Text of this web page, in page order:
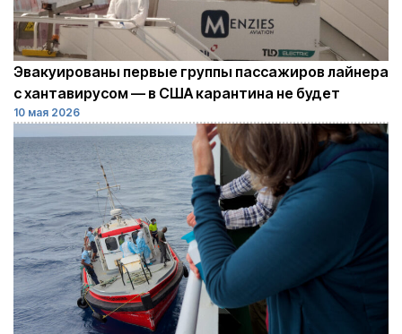
10 мая 2026
Эвакуированы первые группы пассажиров лайнера
с хантавирусом — в США карантина не будет